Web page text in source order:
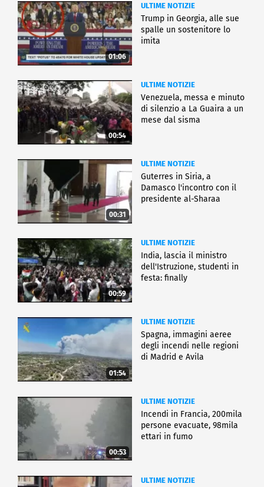
01:06
ULTIME NOTIZIE
Trump in Georgia, alle sue
spalle un sostenitore lo
imita
00:54
ULTIME NOTIZIE
Venezuela, messa e minuto
di silenzio a La Guaira a un
mese dal sisma
00:31
ULTIME NOTIZIE
Guterres in Siria, a
Damasco l'incontro con il
presidente al-Sharaa
00:59
ULTIME NOTIZIE
India, lascia il ministro
dell'Istruzione, studenti in
festa: finally
01:54
ULTIME NOTIZIE
Spagna, immagini aeree
degli incendi nelle regioni
di Madrid e Avila
00:53
ULTIME NOTIZIE
Incendi in Francia, 200mila
persone evacuate, 98mila
ettari in fumo
ULTIME NOTIZIE